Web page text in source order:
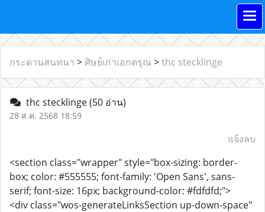
กระดานสนทนา > ศิษย์เก่าเอกดรุณ >thc stecklinge
thc stecklinge(50 อ่าน)
28 ส.ค. 2568 18:59
แจ้งลบ
<section class="wrapper" style="box-sizing: border-
box; color: #555555; font-family: 'Open Sans', sans-
serif; font-size: 16px; background-color: #fdfdfd;">
<div class="wos-generateLinksSection up-down-space"